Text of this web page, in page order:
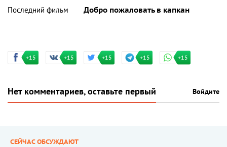
Последний фильм
Добро пожаловать в капкан
+15 +15 +15 +15 +15
Нет комментариев, оставьте первый Войдите
СЕЙЧАС ОБСУЖДАЮТ